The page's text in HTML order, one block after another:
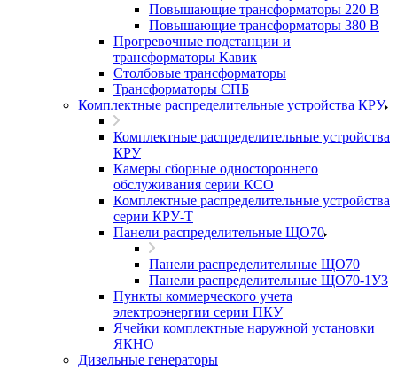
Повышающие трансформаторы 220 В
Повышающие трансформаторы 380 В
Прогревочные подстанции и
трансформаторы Кавик
Столбовые трансформаторы
Трансформаторы СПБ
Комплектные распределительные устройства КРУ
Комплектные распределительные устройства
КРУ
Камеры сборные одностороннего
обслуживания серии КСО
Комплектные распределительные устройства
серии КРУ-Т
Панели распределительные ЩО70
Панели распределительные ЩО70
Панели распределительные ЩО70-1У3
Пункты коммерческого учета
электроэнергии серии ПКУ
Ячейки комплектные наружной установки
ЯКНО
Дизельные генераторы